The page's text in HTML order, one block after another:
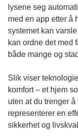
lysene seg
med en app etter å
systemet kan
kan ordne det med
både mange og
Slik viser
komfort – et hjem
uten at du trenger
representerer en
sikkerhet og